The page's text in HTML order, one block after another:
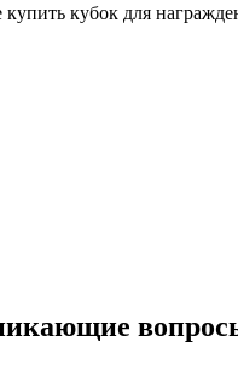
кубок для